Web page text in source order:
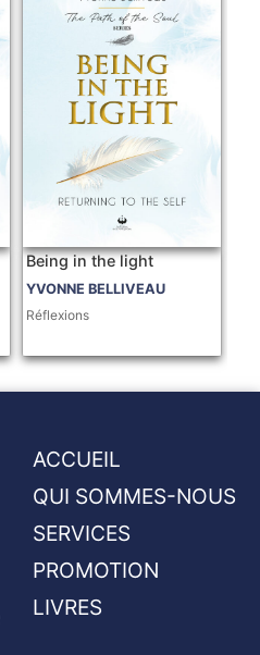
Being in the light
YVONNE BELLIVEAU
Réflexions
ACCUEIL
QUI SOMMES-NOUS
SERVICES
PROMOTION
LIVRES